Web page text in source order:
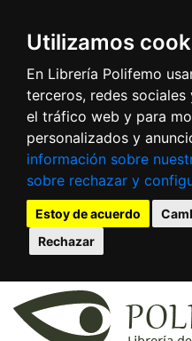
Utilizamos
En Librería Polifemo
terceros, redes
el tráfico web y para
personalizados y
información sobre
sobre rechazar y
Estoy de acuerdo
Rechazar